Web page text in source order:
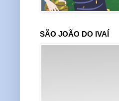
SÃO JOÃO DO IVAÍ